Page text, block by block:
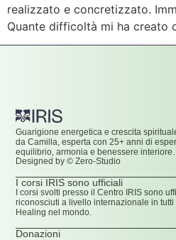
realizzato e concretizzato.
Quante difficoltà mi ha creato
Guarigione energetica e crescita
da Camilla, esperta con 25+ anni di
equilibrio, armonia e benessere interiore.
Designed by © Zero-Studio
I corsi IRIS sono ufficiali
I corsi svolti presso il Centro IRIS sono
riconosciuti a livello internazionale in
Healing nel mondo.
Donazioni